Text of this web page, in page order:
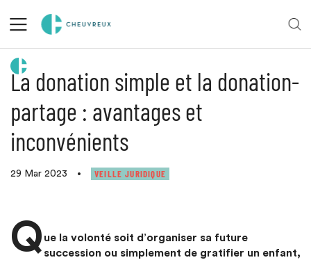
Retour aux actualités
La donation simple et la donation-
partage : avantages et
inconvénients
29 Mar 2023 • VEILLE JURIDIQUE
Q ue la volonté soit d’organiser sa future
succession ou simplement de gratifier un enfant,